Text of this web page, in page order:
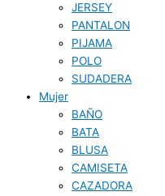
JERSEY
PANTALON
PIJAMA
POLO
SUDADERA
Mujer
BAÑO
BATA
BLUSA
CAMISETA
CAZADORA